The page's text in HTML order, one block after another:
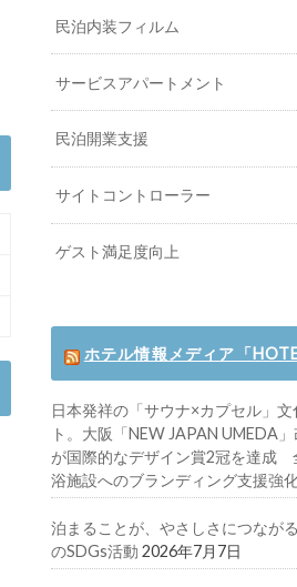
民泊内装フィルム
サービスアパートメント
民泊開業支援
サイトコントローラー
ゲスト満足度向上
ホテル情報メディア「
日本発祥の「サウナ×カプセル」
ト。大阪「NEW JAPAN UMEDA
が国際的なデザイン賞2冠を達成
浴施設へのブランディング支援強
泊まることが、やさしさにつなが
のSDGs活動 2026年7月7日